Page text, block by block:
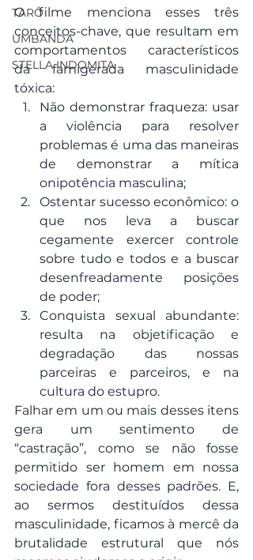
TARÔ
UMBANDA
STELLA INDOMITA
O filme menciona esses três
conceitos-chave, que resultam em
comportamentos característicos
da famigerada masculinidade
tóxica:
Não demonstrar fraqueza: usar
a violência para resolver
problemas é uma das maneiras
de demonstrar a mítica
onipotência masculina;
Ostentar sucesso econômico: o
que nos leva a buscar
cegamente exercer controle
sobre tudo e todos e a buscar
desenfreadamente posições
de poder;
Conquista sexual abundante:
resulta na objetificação e
degradação das nossas
parceiras e parceiros, e na
cultura do estupro.
Falhar em um ou mais desses itens
gera um sentimento de
“castração”, como se não fosse
permitido ser homem em nossa
sociedade fora desses padrões. E,
ao sermos destituídos dessa
masculinidade, ficamos à mercê da
brutalidade estrutural que nós